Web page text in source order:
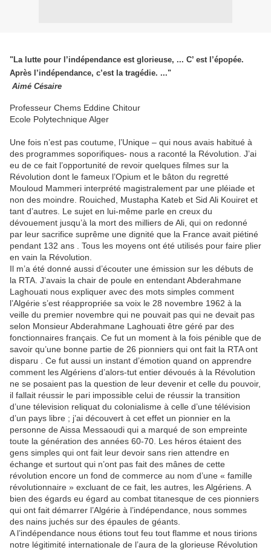
"La lutte pour l’indépendance est glorieuse, ... C’ est l’épopée.
Après l’indépendance, c’est la tragédie. ..."
Aimé Césaire
Professeur Chems Eddine Chitour
Ecole Polytechnique Alger
Une fois n’est pas coutume, l’Unique – qui nous avais habitué à
des programmes soporifiques- nous a raconté la Révolution. J’ai
eu de ce fait l’opportunité de revoir quelques filmes sur la
Révolution dont le fameux l’Opium et le bâton du regretté
Mouloud Mammeri interprété magistralement par une pléiade et
non des moindre. Rouiched, Mustapha Kateb et Sid Ali Kouiret et
tant d’autres. Le sujet en lui-même parle en creux du
dévouement jusqu’à la mort des milliers de Ali, qui on redonné
par leur sacrifice suprême une dignité que la France avait piétiné
pendant 132 ans . Tous les moyens ont été utilisés pour faire plier
en vain la Révolution.
Il m’a été donné aussi d’écouter une émission sur les débuts de
la RTA. J’avais la chair de poule en entendant Abderahmane
Laghouati nous expliquer avec des mots simples comment
l’Algérie s’est réappropriée sa voix le 28 novembre 1962 à la
veille du premier novembre qui ne pouvait pas qui ne devait pas
selon Monsieur Abderahmane Laghouati être géré par des
fonctionnaires français. Ce fut un moment à la fois pénible que de
savoir qu’une bonne partie de 26 pionniers qui ont fait la RTA ont
disparu . Ce fut aussi un instant d’émotion quand on apprendre
comment les Algériens d’alors-tut entier dévoués à la Révolution
ne se posaient pas la question de leur devenir et celle du pouvoir,
il fallait réussir le pari impossible celui de réussir la transition
d’une télevision reliquat du colonialisme à celle d’une télévision
d’un pays libre ; j’ai découvert à cet effet un pionnier en la
personne de Aissa Messaoudi qui a marqué de son empreinte
toute la génération des années 60-70. Les héros étaient des
gens simples qui ont fait leur devoir sans rien attendre en
échange et surtout qui n’ont pas fait des mânes de cette
révolution encore un fond de commerce au nom d’une « famille
révolutionnaire » excluant de ce fait, les autres, les Algériens. A
bien des égards eu égard au combat titanesque de ces pionniers
qui ont fait démarrer l’Algérie à l’indépendance, nous sommes
des nains juchés sur des épaules de géants.
A l’indépendance nous étions tout feu tout flamme et nous tirions
notre légitimité internationale de l’aura de la glorieuse Révolution